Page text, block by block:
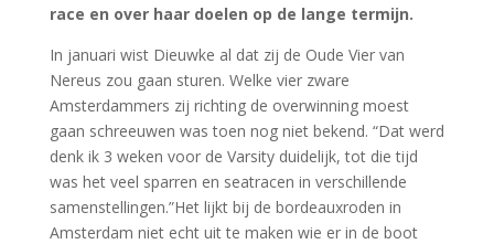
race en over haar doelen op de lange termijn.
In januari wist Dieuwke al dat zij de Oude Vier van
Nereus zou gaan sturen. Welke vier zware
Amsterdammers zij richting de overwinning moest
gaan schreeuwen was toen nog niet bekend. “Dat werd
denk ik 3 weken voor de Varsity duidelijk, tot die tijd
was het veel sparren en seatracen in verschillende
samenstellingen.”Het lijkt bij de bordeauxroden in
Amsterdam niet echt uit te maken wie er in de boot